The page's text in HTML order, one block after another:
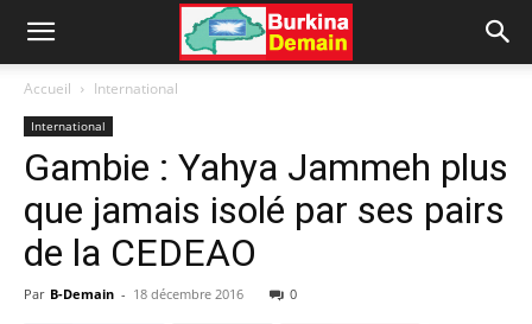
Accueil International
International
Gambie : Yahya Jammeh plus
que jamais isolé par ses pairs
de la CEDEAO
Par B-Demain - 18 décembre 2016 0